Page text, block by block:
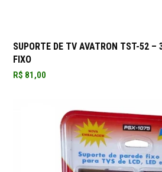
SUPORTE DE TV AVATRON TST-52 –
FIXO
R$ 81,00